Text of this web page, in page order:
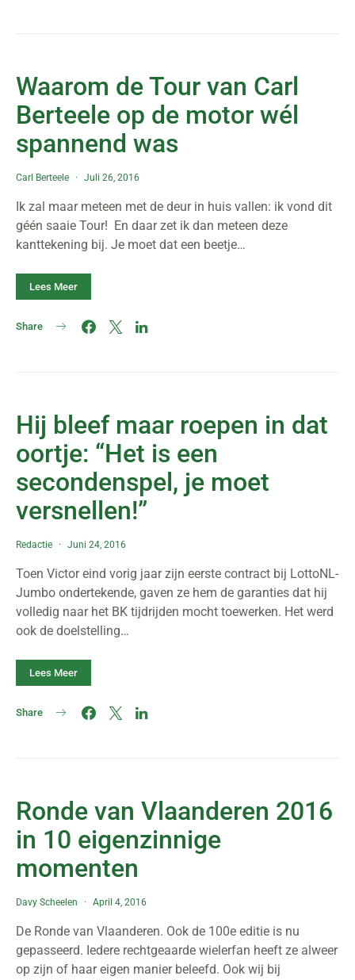
Waarom de Tour van Carl
Berteele op de motor wél
spannend was
Carl Berteele Juli 26, 2016
Ik zal maar meteen met de deur in huis vallen: ik vond dit
géén saaie Tour! En daar zet ik dan meteen deze
kanttekening bij. Je moet dat een beetje…
Lees Meer
Share
Hij bleef maar roepen in dat
oortje: “Het is een
secondenspel, je moet
versnellen!”
Redactie Juni 24, 2016
Toen Victor eind vorig jaar zijn eerste contract bij LottoNL-
Jumbo ondertekende, gaven ze hem de garanties dat hij
volledig naar het BK tijdrijden mocht toewerken. Het werd
ook de doelstelling…
Lees Meer
Share
Ronde van Vlaanderen 2016
in 10 eigenzinnige
momenten
Davy Scheelen April 4, 2016
De Ronde van Vlaanderen. Ook de 100e editie is nu
gepasseerd. Iedere rechtgeaarde wielerfan heeft ze alweer
op zijn of haar eigen manier beleefd. Ook wij bij